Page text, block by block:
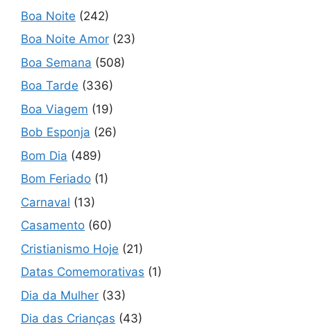
Boa Noite (242)
Boa Noite Amor (23)
Boa Semana (508)
Boa Tarde (336)
Boa Viagem (19)
Bob Esponja (26)
Bom Dia (489)
Bom Feriado (1)
Carnaval (13)
Casamento (60)
Cristianismo Hoje (21)
Datas Comemorativas (1)
Dia da Mulher (33)
Dia das Crianças (43)